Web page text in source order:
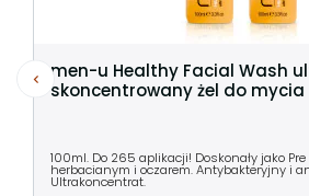
men-u Healthy Facial Wash
skoncentrowany żel do mycia
100ml. Do 265 aplikacji! Doskonały jako
herbacianym i oczarem. Antybakteryjny i
Ultrakoncentrat.